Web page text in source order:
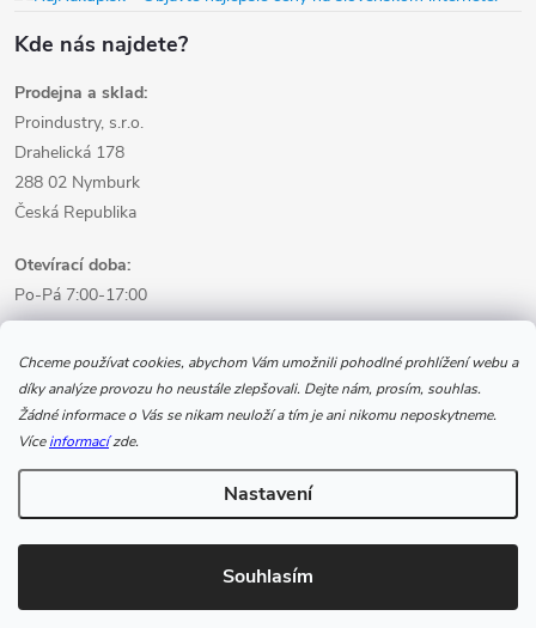
Chceme používat cookies, abychom Vám umožnili pohodlné prohlížení webu a
díky analýze provozu ho neustále zlepšovali. Dejte nám, prosím, souhlas.
Žádné informace o Vás se nikam neuloží a tím je ani nikomu neposkytneme.
Víceinformacízde.
Nastavení
Souhlasím
Kde nás najdete?
Prodejna a sklad:
Proindustry, s.r.o.
Drahelická 178
288 02 Nymburk
Česká Republika
Otevírací doba:
Po-Pá 7:00-17:00
Informace pro nákup
Informace pro Vás
Copyright 2026www.svarecikukla.cz | svářecí technika a vybavení
svářeče. Všechna práva vyhrazena.